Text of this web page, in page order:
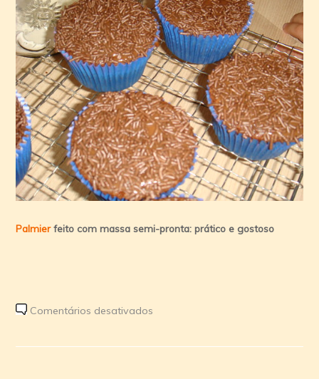
Palmierfeito com massa semi-pronta: prático e gostoso
Comentários desativados
salgados